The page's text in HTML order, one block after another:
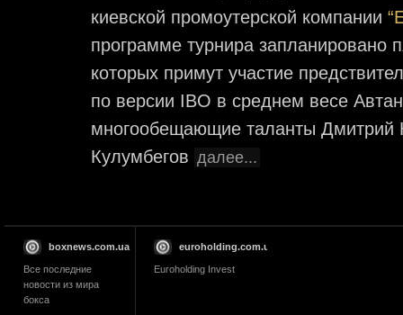
киевской промоутерской компании
программе турнира запланировано
которых примут участие
по версии IBO в среднем весе
многообещающие таланты Дмитрий
Кулумбегов далее...
boxnews.com.ua
Все последние
новости из мира
бокса
euroholding.com.ua
Euroholding Invest